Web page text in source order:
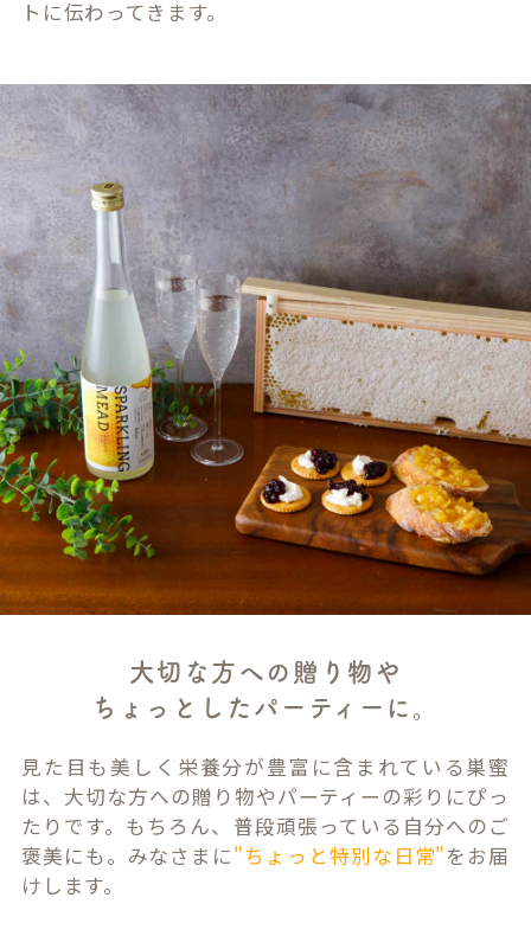
トに伝わってきます。
大切な方への贈り物や
ちょっとしたパーティーに。
見た目も美しく栄養分が豊富に含まれている巣蜜
は、大切な方への贈り物やパーティーの彩りにぴっ
たりです。もちろん、普段頑張っている自分へのご
褒美にも。みなさまに"ちょっと特別な日常"をお届
けします。